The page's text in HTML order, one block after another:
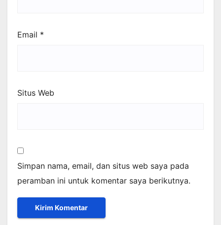
Email *
Situs Web
Simpan nama, email, dan situs web saya pada
peramban ini untuk komentar saya berikutnya.